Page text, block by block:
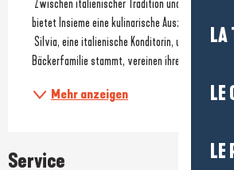
LA
LE
LE
bietet Insieme eine kulinarische Auszeit im Herzen
Bäckerfamilie stammt, vereinen ihre...
Mehr anzeigen
Service